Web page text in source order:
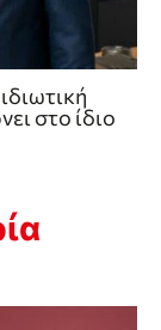
στο ίδιο